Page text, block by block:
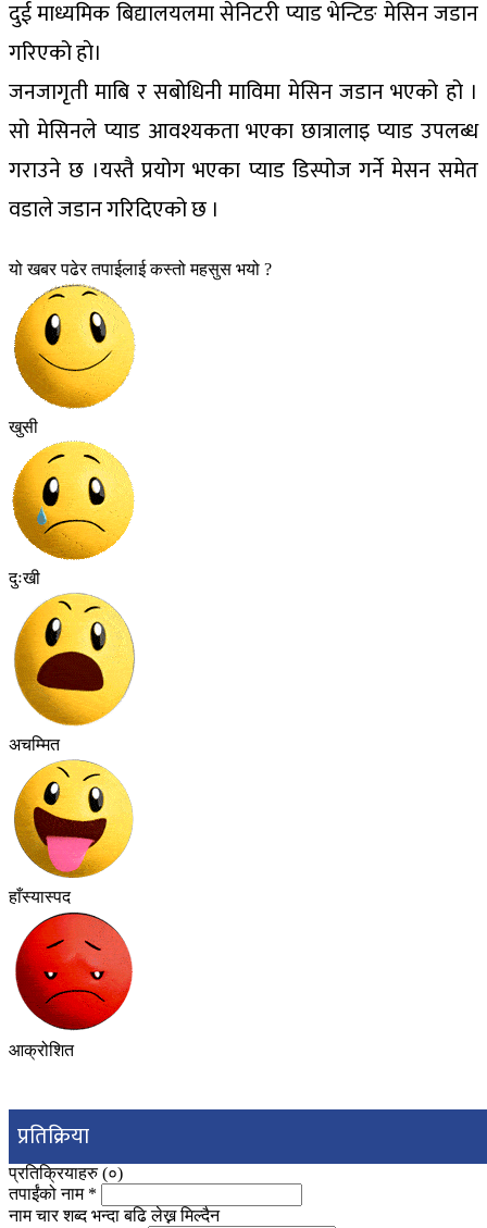
दुई माध्यमिक बिद्यालयलमा सेनिटरी प्याड भेन्टिङ मेसिन जडान
गरिएको हाे।
जनजागृती माबि र सबोधिनी माविमा मेसिन जडान भएको हो ।
सो मेसिनले प्याड आवश्यकता भएका छात्रालाइ प्याड उपलब्ध
गराउने छ ।यस्तै प्रयोग भएका प्याड डिस्पोज गर्ने मेसन समेत
वडाले जडान गरिदिएको छ ।
यो खबर पढेर तपाईलाई कस्तो महसुस भयो ?
खुसी
दुःखी
अचम्मित
हाँस्यास्पद
आक्रोशित
प्रतिक्रिया
प्रतिक्रियाहरु (०)
तपाईंको नाम *
नाम चार शब्द भन्दा बढि लेख्न मिल्दैन